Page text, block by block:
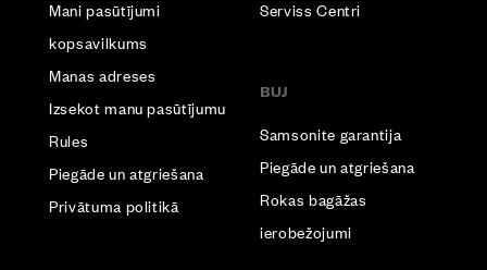
Mani pasūtījumi
kopsavilkums
Manas adreses
Izsekot manu pasūtījumu
Rules
Piegāde un atgriešana
Privātuma politikā
Serviss Centri
BUJ
Samsonite garantija
Piegāde un atgriešana
Rokas bagāžas
ierobežojumi